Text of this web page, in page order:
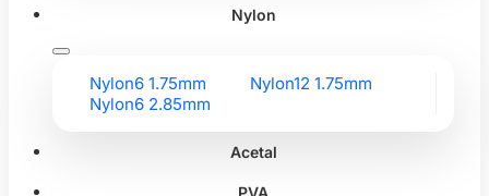
Nylon
Nylon6 1.75mm
Nylon12 1.75mm
Nylon6 2.85mm
Acetal
PVA